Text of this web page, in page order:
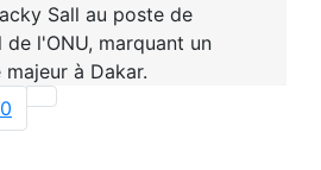
Sall au poste de
l'ONU, marquant un
à Dakar.